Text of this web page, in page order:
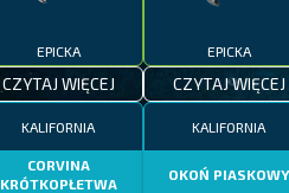
EPICKA
CZYTAJ WIĘCEJ
EPICKA
CZYTAJ WIĘCEJ
KALIFORNIA
CORVINA
KRÓTKOPŁETWA
KALIFORNIA
OKOŃ PIASKOWY